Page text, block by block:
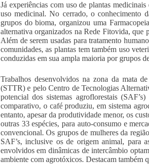
Já experiências com uso de plantas
uso medicinal. No cerrado, o conhecimento
grupos do bioma, organizou uma
alternativa organizados na Rede Fitovida, que
Além de serem usadas para tratamento
comunidades, as plantas tem também uso
conduzidas em sua ampla maioria por grupos
Trabalhos desenvolvidos na zona da mata
(STTR) e pelo Centro de Tecnologias
potencial dos sistemas agroflorestais
comparativo, o café produziu, em sistema
entanto, apesar da produtividade menor, os
outras 33 espécies, para auto-consumo e
convencional. Os grupos de mulheres da
SAF’s, inclusive os de origem animal, para
envolvidos em dinâmicas de intercâmbio
ambiente com agrotóxicos. Destacam também